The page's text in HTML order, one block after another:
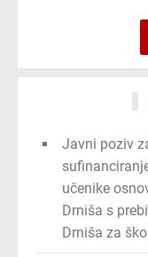
Javni poziv
učenike
Drniša s
Drniša za